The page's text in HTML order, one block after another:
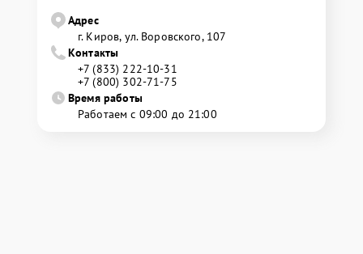
Адрес
г. Киров, ул. Воровского, 107
Контакты
+7 (833) 222-10-31
+7 (800) 302-71-75
Время работы
Работаем с 09:00 до 21:00